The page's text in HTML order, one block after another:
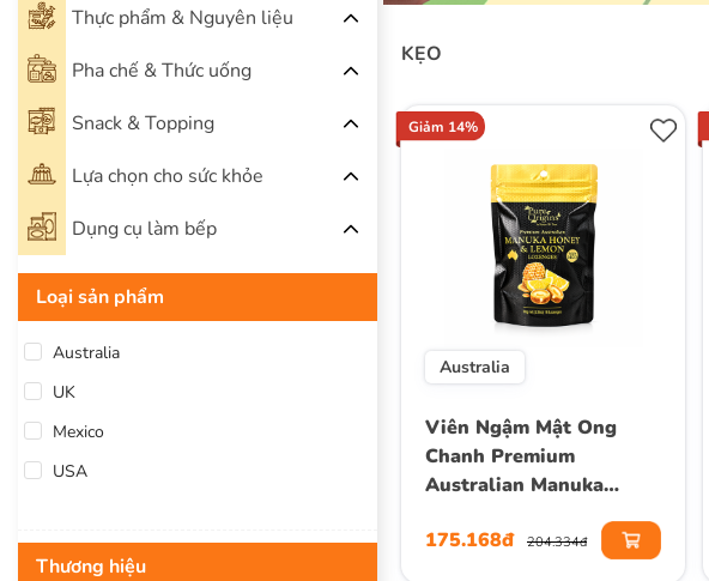
Thực phẩm & Nguyên liệu
Pha chế & Thức uống
Snack & Topping
Lựa chọn cho sức khỏe
Dụng cụ làm bếp
Loại sản phẩm
Australia
UK
Mexico
USA
Thương hiệu
KẸO
Giảm 14%
Australia
Viên Ngậm Mật Ong
Chanh Premium
Australian Manuka
Lozenges Pure Origins,
175.168đ 204.334đ